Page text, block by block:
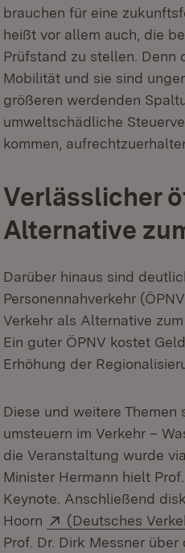
brauchen für eine
heißt vor allem auch, die
Prüfstand zu stellen. Denn
Mobilität und sie sind
größeren werdenden
umweltschädliche
kommen,
Verlässlicher
Alternative
Darüber hinaus sind
Personennahverkehr
Verkehr als Alternative
Ein guter ÖPNV kostet
Erhöhung der
Diese und weitere
umsteuern im Verkehr –
die Veranstaltung wurde
Minister Hermann hielt
Keynote. Anschließend
Hoorn
Extern:
(Deutsches
Prof. Dr. Dirk Messner